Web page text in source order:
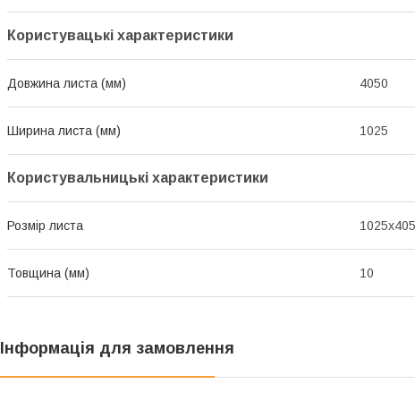
Користувацькi характеристики
Довжина листа (мм) 4050
Ширина листа (мм) 1025
Користувальницькі характеристики
Розмір листа
Товщина (мм) 10
Інформація для замовлення